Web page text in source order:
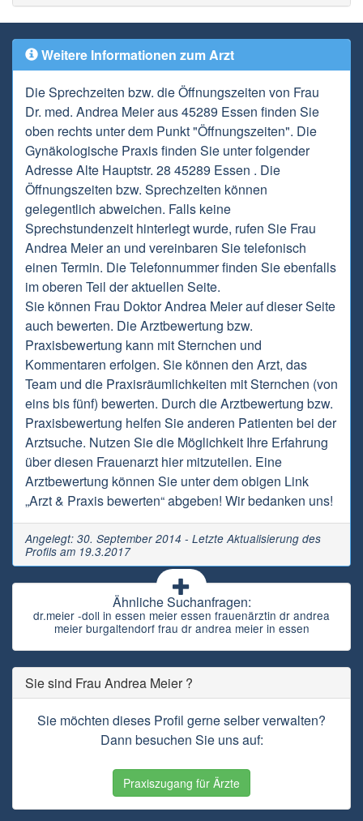
Weitere Informationen zum Arzt
Die Sprechzeiten bzw. die Öffnungszeiten von Frau
Dr. med. Andrea Meier aus 45289 Essen finden Sie
oben rechts unter dem Punkt "Öffnungszeiten". Die
Gynäkologische Praxis finden Sie unter folgender
Adresse Alte Hauptstr. 28 45289 Essen . Die
Öffnungszeiten bzw. Sprechzeiten können
gelegentlich abweichen. Falls keine
Sprechstundenzeit hinterlegt wurde, rufen Sie Frau
Andrea Meier an und vereinbaren Sie telefonisch
einen Termin. Die Telefonnummer finden Sie ebenfalls
im oberen Teil der aktuellen Seite.
Sie können Frau Doktor Andrea Meier auf dieser Seite
auch bewerten. Die Arztbewertung bzw.
Praxisbewertung kann mit Sternchen und
Kommentaren erfolgen. Sie können den Arzt, das
Team und die Praxisräumlichkeiten mit Sternchen (von
eins bis fünf) bewerten. Durch die Arztbewertung bzw.
Praxisbewertung helfen Sie anderen Patienten bei der
Arztsuche. Nutzen Sie die Möglichkeit Ihre Erfahrung
über diesen Frauenarzt hier mitzuteilen. Eine
Arztbewertung können Sie unter dem obigen Link
„Arzt & Praxis bewerten“ abgeben! Wir bedanken uns!
Angelegt: 30. September 2014 - Letzte Aktualisierung des
Profils am 19.3.2017
Ähnliche Suchanfragen:
dr.meier -doll in essen meier essen frauenärztin dr andrea
meier burgaltendorf frau dr andrea meier in essen
Sie sind Frau Andrea Meier ?
Sie möchten dieses Profil gerne selber verwalten?
Dann besuchen Sie uns auf:
Praxiszugang für Ärzte